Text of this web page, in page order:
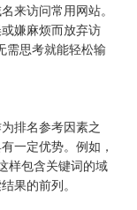
来访问常用网站。
嫌麻烦而放弃访
需思考就能轻松输
排名参考因素之
一定优势。例如，
样包含关键词的域
果的前列。